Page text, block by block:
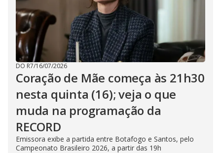
DO R7/16/07/2026
Coração de Mãe começa às 21h30
nesta quinta (16); veja o que
muda na programação da
RECORD
Emissora exibe a partida entre Botafogo e Santos, pelo
Campeonato Brasileiro 2026, a partir das 19h